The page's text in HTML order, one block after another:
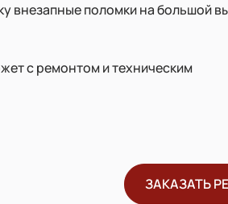
внезапные поломки на большой
с ремонтом и техническим
ЗАКАЗАТЬ